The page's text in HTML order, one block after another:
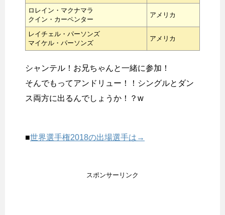
ロレイン・マクナマラ
クイン・カーペンター
アメリカ
レイチェル・パーソンズ
マイケル・パーソンズ
アメリカ
シャンテル！お兄ちゃんと一緒に参加！
そんでもってアンドリュー！！シングルとダン
ス両方に出るんでしょうか！？w
■世界選手権2018の出場選手は→
スポンサーリンク